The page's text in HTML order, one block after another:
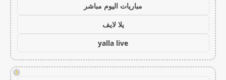
مباريات اليوم مباشر
يلا لايف
yalla live
!